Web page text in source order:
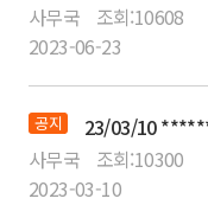
사무국
조회:10608
2023-06-23
공지
사무국
조회:10300
2023-03-10